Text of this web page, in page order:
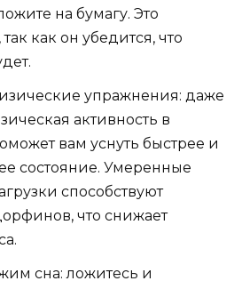
на бумагу. Это
как он убедится, что
упражнения: даже
активность в
вам уснуть быстрее и
состояние. Умеренные
способствуют
что снижает
сна: ложитесь и